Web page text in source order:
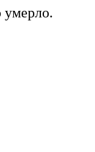
умерло.